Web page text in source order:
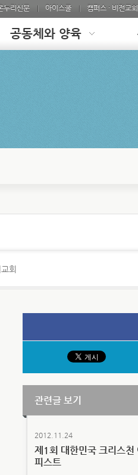
누리신문 아이스쿨 캠퍼스 · 비전교회
공동체와 양육
회
관련글 보기
2012.11.24
제1회 대한민국 크리스천
피스트